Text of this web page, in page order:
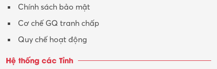
Y tế-Dược
Chính sách bảo mật
Cơ chế GQ tranh chấp
Quy chế hoạt động
Hệ thống các Tỉnh